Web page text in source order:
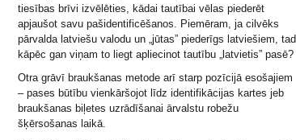
tiesības brīvi izvēlēties, kādai tautībai vēlas piederēt
apjaušot savu pašidentificēšanos. Piemēram, ja cilvēks
pārvalda latviešu valodu un „jūtas” piederīgs latviešiem, tad
kāpēc gan viņam to liegt apliecinot tautību „latvietis” pasē?
Otra grāvī braukšanas metode arī starp pozīcijā esošajiem
– pases būtību vienkāršojot līdz identifikācijas kartes jeb
braukšanas biļetes uzrādīšanai ārvalstu robežu
šķērsošanas laikā.